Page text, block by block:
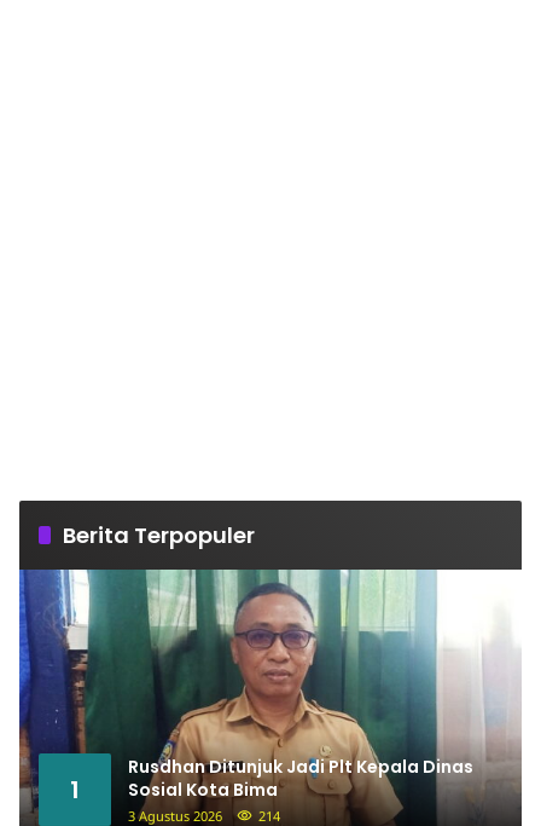
Harian
BimaBerita Terpopuler
1
Rusdhan Ditunjuk Jadi Plt Kepala Dinas
Sosial Kota Bima
3 Agustus 2026 214